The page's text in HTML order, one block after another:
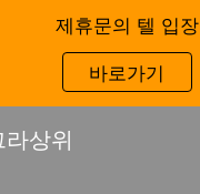
제휴문의 텔 입장
바로가기
상위